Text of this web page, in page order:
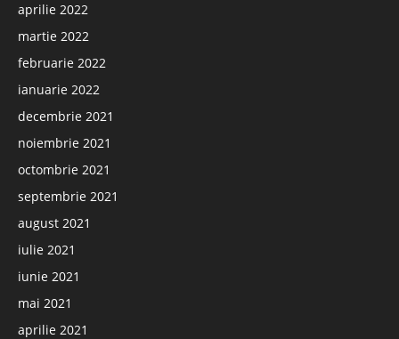
aprilie 2022
martie 2022
februarie 2022
ianuarie 2022
decembrie 2021
noiembrie 2021
octombrie 2021
septembrie 2021
august 2021
iulie 2021
iunie 2021
mai 2021
aprilie 2021